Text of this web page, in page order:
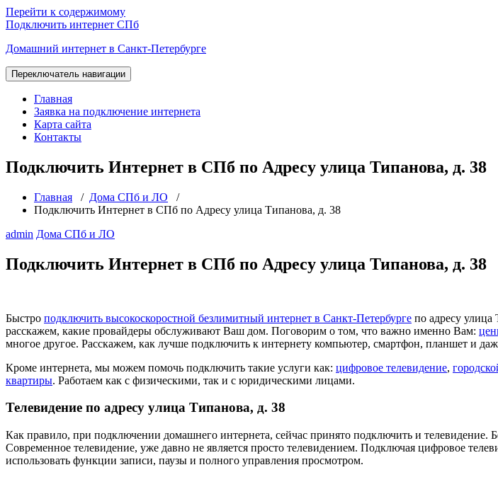
Перейти к содержимому
Подключить интернет СПб
Домашний интернет в Санкт-Петербурге
Переключатель навигации
Главная
Заявка на подключение интернета
Карта сайта
Контакты
Подключить Интернет в СПб по Адресу улица Типанова, д. 38
Главная / Дома СПб и ЛО /
Подключить Интернет в СПб по Адресу улица Типанова, д. 38
admin Дома СПб и ЛО
Подключить Интернет в СПб по Адресу улица Типанова, д. 38
Быстро подключить высокоскоростной безлимитный интернет в Санкт-Петербурге по адресу
расскажем, какие провайдеры обслуживают Ваш дом. Поговорим о том, что важно именно Вам:
многое другое. Расскажем, как лучше подключить к интернету компьютер, смартфон, планшет и
Кроме интернета, мы можем помочь подключить такие услуги как: цифровое телевидение,
квартиры. Работаем как с физическими, так и с юридическими лицами.
Телевидение по адресу улица Типанова, д. 38
Как правило, при подключении домашнего интернета, сейчас принято подключить и
Современное телевидение, уже давно не является просто телевидением. Подключая цифровое
использовать функции записи, паузы и полного управления просмотром.